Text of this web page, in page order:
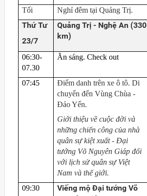
Tối
Nghỉ đêm tại Quảng Trị.
Thứ Tư
23/7
Quảng Trị - Nghệ An (330
km)
06:30-
07.30
Ăn sáng. Check out
07:45
Điểm danh trên xe ô tô. Di
chuyển đến Vùng Chùa -
Đảo Yến.
Giới thiệu về cuộc đời và
những chiến công của nhà
quân sự kiệt xuất - Đại
tướng Võ Nguyên Giáp đối
với lịch sử quân sự Việt
Nam và thế giới.
09:30
Viếng mộ Đại tướng Võ